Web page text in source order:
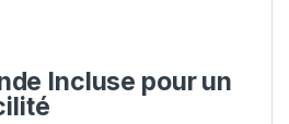
Incluse pour un